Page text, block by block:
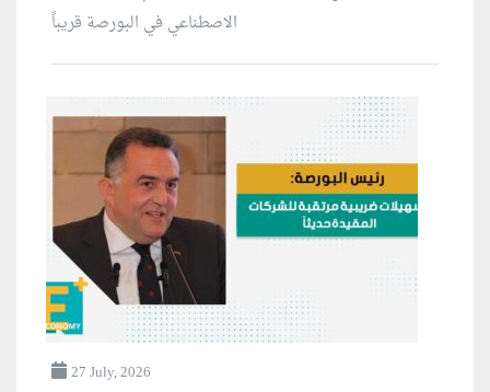
الاصطناعي في البورصة قريباً
27 July, 2026